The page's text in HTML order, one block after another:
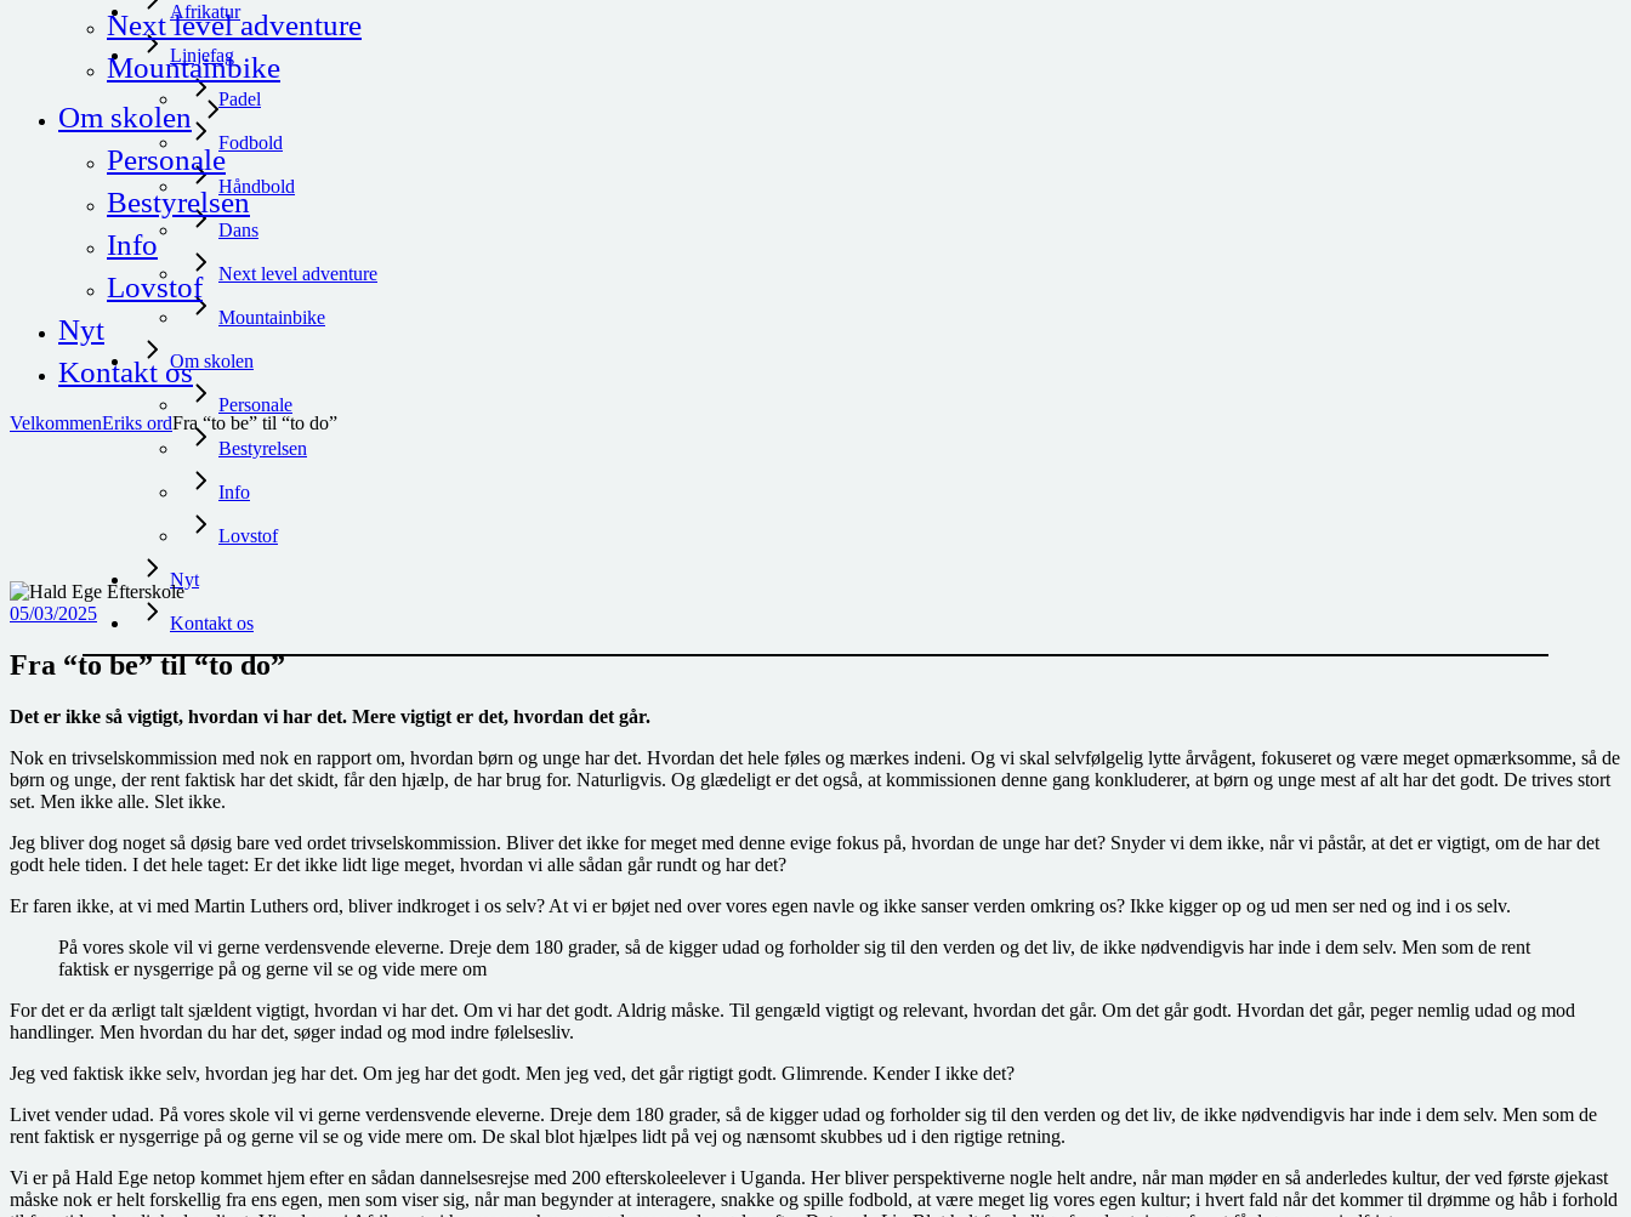
Afrikatur
Linjefag
Padel
Fodbold
Håndbold
Dans
Next level adventure
Mountainbike
Om skolen
Personale
Bestyrelsen
Info
Lovstof
Nyt
Kontakt os
Next level adventure
Mountainbike
Om skolen
Personale
Bestyrelsen
Info
Lovstof
Nyt
Kontakt os
VelkommenEriks ordFra “to be” til “to do”
05/03/2025
Fra “to be” til “to do”
Det er ikke så vigtigt, hvordan vi har det. Mere vigtigt er det, hvordan det går.
Nok en trivselskommission med nok en rapport om, hvordan børn og unge har det. Hvordan det hele føles og mærkes indeni. Og vi skal selvfølgelig lytte årvågent, fokuseret og være meget opmærksomme, så de
børn og unge, der rent faktisk har det skidt, får den hjælp, de har brug for. Naturligvis. Og glædeligt er det også, at kommissionen denne gang konkluderer, at børn og unge mest af alt har det godt. De trives stort
set. Men ikke alle. Slet ikke.
Jeg bliver dog noget så døsig bare ved ordet trivselskommission. Bliver det ikke for meget med denne evige fokus på, hvordan de unge har det? Snyder vi dem ikke, når vi påstår, at det er vigtigt, om de har det
godt hele tiden. I det hele taget: Er det ikke lidt lige meget, hvordan vi alle sådan går rundt og har det?
Er faren ikke, at vi med Martin Luthers ord, bliver indkroget i os selv? At vi er bøjet ned over vores egen navle og ikke sanser verden omkring os? Ikke kigger op og ud men ser ned og ind i os selv.
På vores skole vil vi gerne verdensvende eleverne. Dreje dem 180 grader, så de kigger udad og forholder sig til den verden og det liv, de ikke nødvendigvis har inde i dem selv. Men som de rent
faktisk er nysgerrige på og gerne vil se og vide mere om
For det er da ærligt talt sjældent vigtigt, hvordan vi har det. Om vi har det godt. Aldrig måske. Til gengæld vigtigt og relevant, hvordan det går. Om det går godt. Hvordan det går, peger nemlig udad og mod
handlinger. Men hvordan du har det, søger indad og mod indre følelsesliv.
Jeg ved faktisk ikke selv, hvordan jeg har det. Om jeg har det godt. Men jeg ved, det går rigtigt godt. Glimrende. Kender I ikke det?
Livet vender udad. På vores skole vil vi gerne verdensvende eleverne. Dreje dem 180 grader, så de kigger udad og forholder sig til den verden og det liv, de ikke nødvendigvis har inde i dem selv. Men som de
rent faktisk er nysgerrige på og gerne vil se og vide mere om. De skal blot hjælpes lidt på vej og nænsomt skubbes ud i den rigtige retning.
Vi er på Hald Ege netop kommet hjem efter en sådan dannelsesrejse med 200 efterskoleelever i Uganda. Her bliver perspektiverne nogle helt andre, når man møder en så anderledes kultur, der ved første øjekast
måske nok er helt forskellig fra ens egen, men som viser sig, når man begynder at interagere, snakke og spille fodbold, at være meget lig vores egen kultur; i hvert fald når det kommer til drømme og håb i forhold